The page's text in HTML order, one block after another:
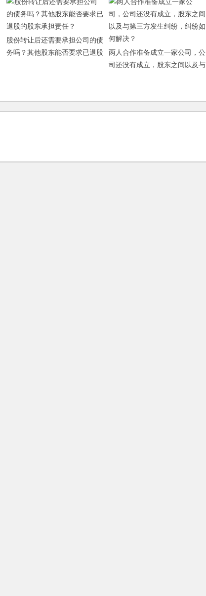
股份转让后还需要承担公司的债
务吗？其他股东能否要求已退股
两人合作准备成立一家公司，公
司还没有成立，股东之间以及与